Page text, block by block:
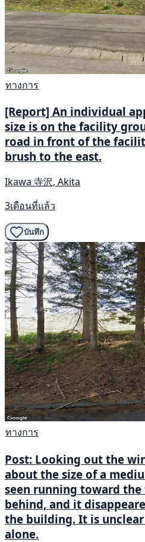
ทางการ
[Report] An individual
size is on the facility
road in front of the
brush to the east.
Ikawa 寺沢, Akita
3เดือนที่แล้ว
บันทึก
ทางการ
Post: Looking out the
about the size of a
seen running toward
behind, and it
the building. It is
alone.